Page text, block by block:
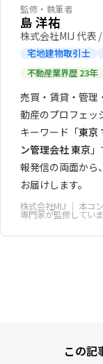
監修・執筆者
島 洋祐
株式会社MIJ 代表
宅地建物取引士
不動産業界歴 23年
売買・賃貸・管理
動産のプロフェッ
キーワード「東京
ン管理会社 東京
報発信の両面から
お届けします。
株式会社MIJ ｜ 本コ
専門家が監修してい
この記